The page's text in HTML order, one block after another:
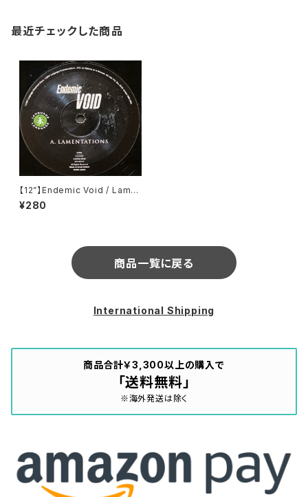
最近チェックした商品
【12”】Endemic Void / Lame
ntations / False Move (Lan
guage) (WORD 12016)
¥280
商品一覧に戻る
International Shipping
商品合計￥3,300以上の購入で
「送料無料」
※海外発送は除く